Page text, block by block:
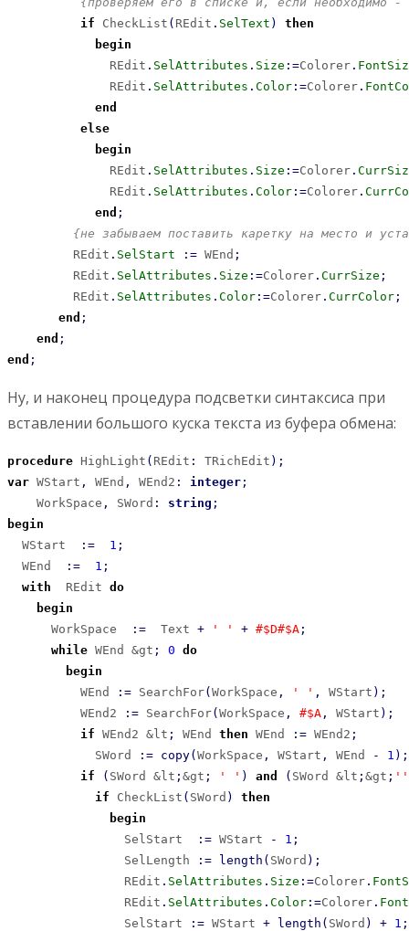
if CheckList ( REdit . SelText )
then
begin
              REdit
. SelAttributes . Size : =Colorer .
              REdit
. SelAttributes . Color : =Colorer .
end
else
begin
              REdit
. SelAttributes . Size : =Colorer .
              REdit
. SelAttributes . Color : =Colorer .
end ;
{не забываем поставить каретку на место и
         REdit
. SelStart : = WEnd ;
         REdit
. SelAttributes . Size : =Colorer . CurrSize ;
         REdit
. SelAttributes . Color : =Colorer . CurrColor ;
end ;
end ;
end ;
Ну, и наконец процедура подсветки синтаксиса при
вставлении большого куска текста из буфера обмена:
procedure HighLight ( REdit : TRichEdit ) ;
var WStart , WEnd , WEnd2 : integer ;
    WorkSpace
, SWord : string ;
begin
  WStart
: = 1 ;
  WEnd
: = 1 ;
with REdit do
begin
      WorkSpace
: = Text + ' ' + #$D#$A ;
while WEnd &gt ; 0 do
begin
          WEnd
: = SearchFor( WorkSpace , ' ' , WStart ) ;
          WEnd2
: = SearchFor( WorkSpace , #$A , WStart ) ;
if WEnd2 &lt ; WEnd then WEnd : = WEnd2 ;
            SWord
: = copy( WorkSpace , WStart , WEnd - 1 ) ;
if
( SWord &lt ; &gt ; ' ' ) and ( SWord &lt ; &gt ; ''
if CheckList ( SWord )
then
begin
                SelStart
: = WStart - 1 ;
                SelLength
: = length ( SWord ) ;
                REdit
. SelAttributes . Size : =Colorer .
                REdit
. SelAttributes . Color : =Colorer .
                SelStart
: = WStart + length ( SWord ) + 1 ;